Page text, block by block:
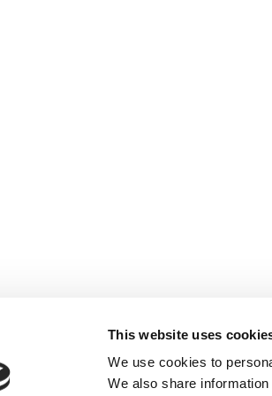
This website uses
We use cookies to
We also share